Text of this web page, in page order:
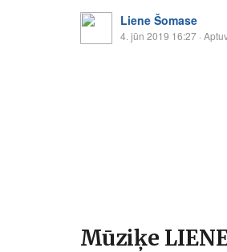
Liene Šomase
4. jūn 2019 16:27 ·
Mūziķe